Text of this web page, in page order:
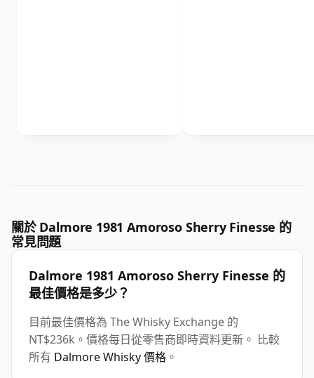
關於 Dalmore 1981 Amoroso Sherry Finesse 的
常見問題
Dalmore 1981 Amoroso Sherry Finesse 的
最佳價格是多少？
目前最佳價格為 The Whisky Exchange 的
NT$236k。價格每日從零售商即時資料更新。 比較
所有 Dalmore Whisky 價格 。